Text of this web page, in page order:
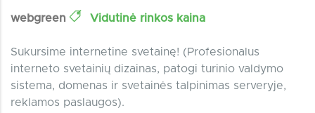
webgreen Vidutinė rinkos kaina
Sukursime internetine svetainę! (Profesionalus
interneto svetainių dizainas, patogi turinio valdymo
sistema, domenas ir svetainės talpinimas serveryje,
reklamos paslaugos).